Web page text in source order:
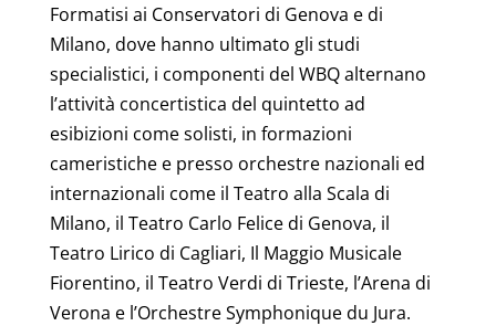
Formatisi ai Conservatori di Genova e di
Milano, dove hanno ultimato gli studi
specialistici, i componenti del WBQ alternano
l’attività concertistica del quintetto ad
esibizioni come solisti, in formazioni
cameristiche e presso orchestre nazionali ed
internazionali come il Teatro alla Scala di
Milano, il Teatro Carlo Felice di Genova, il
Teatro Lirico di Cagliari, Il Maggio Musicale
Fiorentino, il Teatro Verdi di Trieste, l’Arena di
Verona e l’Orchestre Symphonique du Jura.